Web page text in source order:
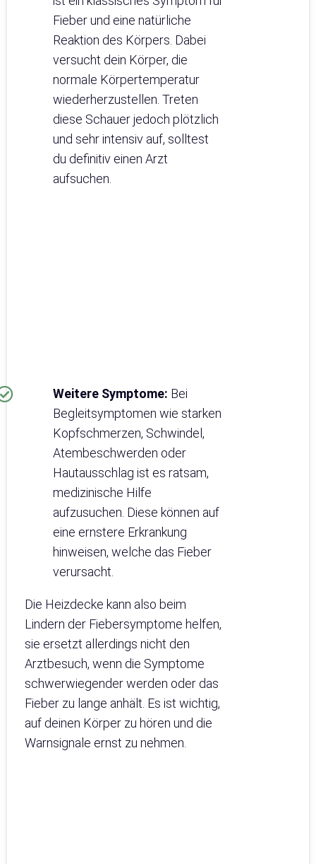
Fieber und eine natürliche
Reaktion des Körpers. Dabei
versucht dein Körper, die
normale Körpertemperatur
wiederherzustellen. Treten
diese Schauer jedoch plötzlich
und sehr intensiv auf, solltest
du definitiv einen Arzt
aufsuchen.
Weitere Symptome: Bei
Begleitsymptomen wie starken
Kopfschmerzen, Schwindel,
Atembeschwerden oder
Hautausschlag ist es ratsam,
medizinische Hilfe
aufzusuchen. Diese können auf
eine ernstere Erkrankung
hinweisen, welche das Fieber
verursacht.
Die Heizdecke kann also beim
Lindern der Fiebersymptome helfen,
sie ersetzt allerdings nicht den
Arztbesuch, wenn die Symptome
schwerwiegender werden oder das
Fieber zu lange anhält. Es ist wichtig,
auf deinen Körper zu hören und die
Warnsignale ernst zu nehmen.